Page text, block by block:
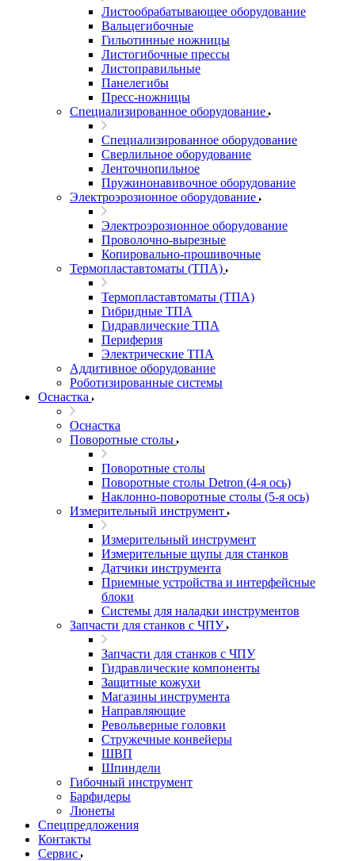
Листообрабатывающее оборудование
Вальцегибочные
Гильотинные ножницы
Листогибочные прессы
Листоправильные
Панелегибы
Пресс-ножницы
Специализированное оборудование
Специализированное оборудование
Сверлильное оборудование
Ленточнопильное
Пружинонавивочное оборудование
Электроэрозионное оборудование
Электроэрозионное оборудование
Проволочно-вырезные
Копировально-прошивочные
Термопластавтоматы (ТПА)
Термопластавтоматы (ТПА)
Гибридные ТПА
Гидравлические ТПА
Периферия
Электрические ТПА
Аддитивное оборудование
Роботизированные системы
Оснастка
Оснастка
Поворотные столы
Поворотные столы
Поворотные столы Detron (4-я ось)
Наклонно-поворотные столы (5-я ось)
Измерительный инструмент
Измерительный инструмент
Измерительные щупы для станков
Датчики инструмента
Приемные устройства и интерфейсные
блоки
Системы для наладки инструментов
Запчасти для станков с ЧПУ
Запчасти для станков с ЧПУ
Гидравлические компоненты
Защитные кожухи
Магазины инструмента
Направляющие
Револьверные головки
Стружечные конвейеры
ШВП
Шпиндели
Гибочный инструмент
Барфидеры
Люнеты
Спецпредложения
Контакты
Сервис